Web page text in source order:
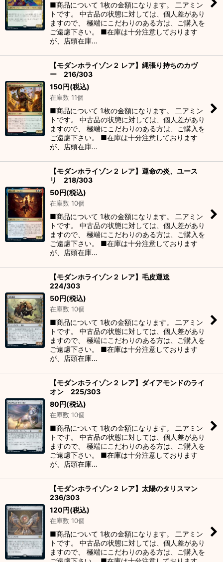
■商品について 1枚の金額になります。 二アミン
トです。 中古品の状態に対しては、個人差があり
ますので、 極端にこだわりのある方は、ご購入を
ご遠慮下さい。 ■在庫は十分注意しております
が、店頭在庫…
【モダンホライゾン２ レア】縄張り持ちのカヴ
ー 216/303
150円(税込)
在庫数 11個
■商品について 1枚の金額になります。 二アミン
トです。 中古品の状態に対しては、個人差があり
ますので、 極端にこだわりのある方は、ご購入を
ご遠慮下さい。 ■在庫は十分注意しております
が、店頭在庫…
【モダンホライゾン２ レア】運命の炎、ユース
リ 218/303
50円(税込)
在庫数 10個
■商品について 1枚の金額になります。 二アミン
トです。 中古品の状態に対しては、個人差があり
ますので、 極端にこだわりのある方は、ご購入を
ご遠慮下さい。 ■在庫は十分注意しております
が、店頭在庫…
【モダンホライゾン２ レア】毛皮運送
224/303
50円(税込)
在庫数 10個
■商品について 1枚の金額になります。 二アミン
トです。 中古品の状態に対しては、個人差があり
ますので、 極端にこだわりのある方は、ご購入を
ご遠慮下さい。 ■在庫は十分注意しております
が、店頭在庫…
【モダンホライゾン２ レア】ダイアモンドのライ
オン 225/303
80円(税込)
在庫数 10個
■商品について 1枚の金額になります。 二アミン
トです。 中古品の状態に対しては、個人差があり
ますので、 極端にこだわりのある方は、ご購入を
ご遠慮下さい。 ■在庫は十分注意しております
が、店頭在庫…
【モダンホライゾン２ レア】太陽のタリスマン
236/303
120円(税込)
在庫数 10個
■商品について 1枚の金額になります。 二アミン
トです。 中古品の状態に対しては、個人差があり
ますので、 極端にこだわりのある方は、ご購入を